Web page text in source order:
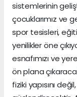
sistemlerinin
çocuklarımız ve
spor tesisleri,
yenilikler öne
esnafımızı ve
ön plana
fiziki yapısını